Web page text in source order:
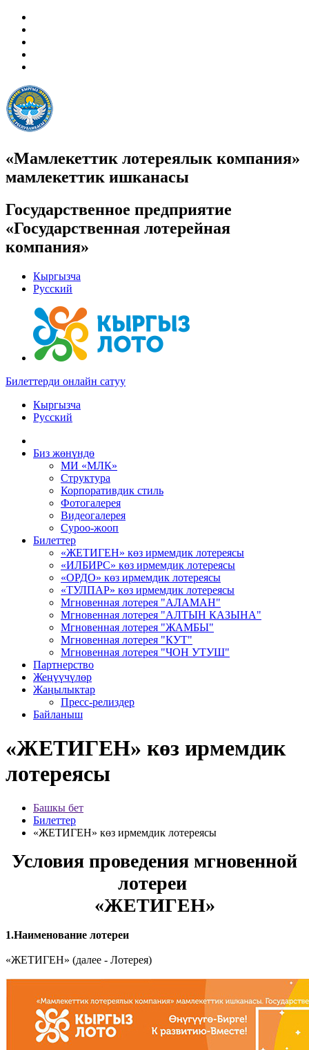
«Мамлекеттик лотереялык компания»
мамлекеттик ишканасы
Государственное предприятие
«Государственная лотерейная
компания»
Кыргызча
Русский
Билеттерди онлайн сатуу
Кыргызча
Русский
Биз жөнүндө
МИ «МЛК»
Структура
Корпоративдик стиль
Фотогалерея
Видеогалерея
Суроо-жооп
Билеттер
«ЖЕТИГЕН» көз ирмемдик лотереясы
«ИЛБИРС» көз ирмемдик лотереясы
«ОРДО» көз ирмемдик лотереясы
«ТУЛПАР» көз ирмемдик лотереясы
Мгновенная лотерея "АЛАМАН"
Мгновенная лотерея "АЛТЫН КАЗЫНА"
Мгновенная лотерея "ЖАМБЫ"
Мгновенная лотерея "КУТ"
Мгновенная лотерея "ЧОН УТУШ"
Партнерство
Жеңүүчүлөр
Жаңылыктар
Пресс-релиздер
Байланыш
«ЖЕТИГЕН» көз ирмемдик
лотереясы
Башкы бет
Билеттер
«ЖЕТИГЕН» көз ирмемдик лотереясы
Условия проведения мгновенной
лотереи
«ЖЕТИГЕН»
1.Наименование лотереи
«ЖЕТИГЕН» (далее - Лотерея)